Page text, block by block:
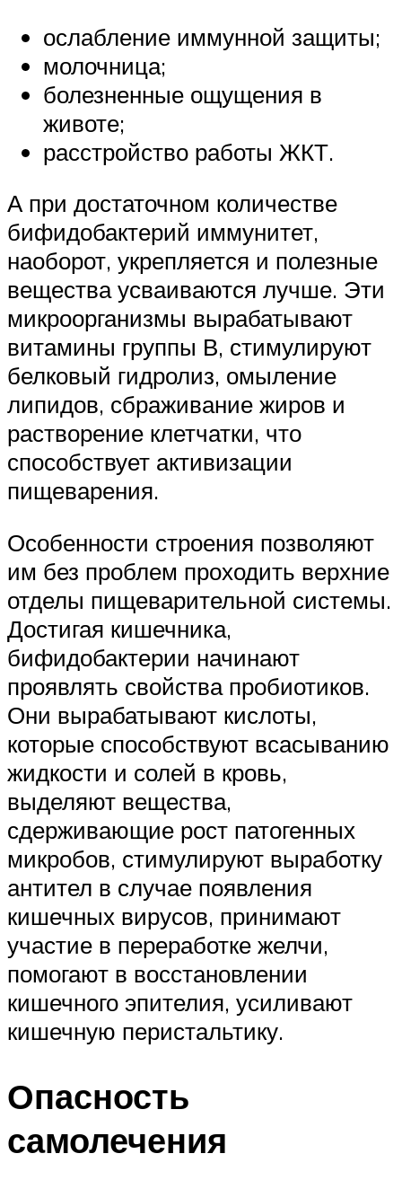
ослабление иммунной защиты;
молочница;
болезненные ощущения в
животе;
расстройство работы ЖКТ.
А при достаточном количестве
бифидобактерий иммунитет,
наоборот, укрепляется и полезные
вещества усваиваются лучше. Эти
микроорганизмы вырабатывают
витамины группы В, стимулируют
белковый гидролиз, омыление
липидов, сбраживание жиров и
растворение клетчатки, что
способствует активизации
пищеварения.
Особенности строения позволяют
им без проблем проходить верхние
отделы пищеварительной системы.
Достигая кишечника,
бифидобактерии начинают
проявлять свойства пробиотиков.
Они вырабатывают кислоты,
которые способствуют всасыванию
жидкости и солей в кровь,
выделяют вещества,
сдерживающие рост патогенных
микробов, стимулируют выработку
антител в случае появления
кишечных вирусов, принимают
участие в переработке желчи,
помогают в восстановлении
кишечного эпителия, усиливают
кишечную перистальтику.
Опасность
самолечения